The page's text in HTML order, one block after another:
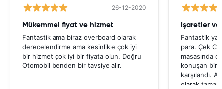
26-12-2020
Mükemmel fiyat ve hizmet
Fantastik ama biraz overboard olarak
derecelendirme ama kesinlikle çok iyi
bir hizmet çok iyi bir fiyata olun. Doğru
Otomobil benden bir tavsiye alır.
Işaretler
Fantastik
para. Çek
masasında
konuşan bir
karşılandı.
olarak